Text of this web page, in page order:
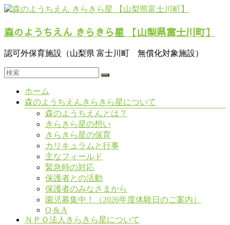
コ
テ
ツ
ス
森のようちえん きらきら星 【山梨県富士川町】
認可外保育施設（山梨県 富士川町 無償化対象施設）
ホーム
森のようちえんきらきら星について
森のようちえんとは？
きらきら星の想い
きらきら星の保育
カリキュラムと行事
主なフィールド
緊急時の対応
保護者との活動
保護者のみなさまから
園児募集中！（2026年度体験日のご案内）
Q & A
ＮＰＯ法人きらきら星について